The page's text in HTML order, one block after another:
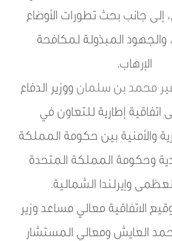
إلى جانب بحث تطورات الأوضاع
المبذولة لمكافحة
الإرهاب.
محمد بن سلمان ووزير الدفاع
اتفاقية إطارية للتعاون في
والأمنية بين حكومة المملكة
وحكومة المملكة المتحدة
وإيرلندا الشمالية.
الاتفاقية معالي مساعد وزير
محمد العايش ومعالي المستشار